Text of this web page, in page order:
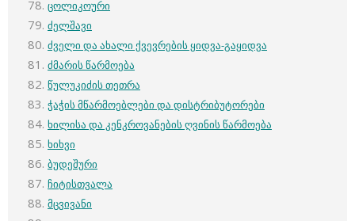
ცოლიკოური
ძელშავი
ძველი და ახალი ქვევრების ყიდვა-გაყიდვა
ძმარის წარმოება
წულუკიძის თეთრა
ჭაჭის მწარმოებლები და დისტრიბუტორები
ხილისა და კენკროვანების ღვინის წარმოება
ხიხვი
ბუდეშური
ჩიტისთვალა
მცვივანი